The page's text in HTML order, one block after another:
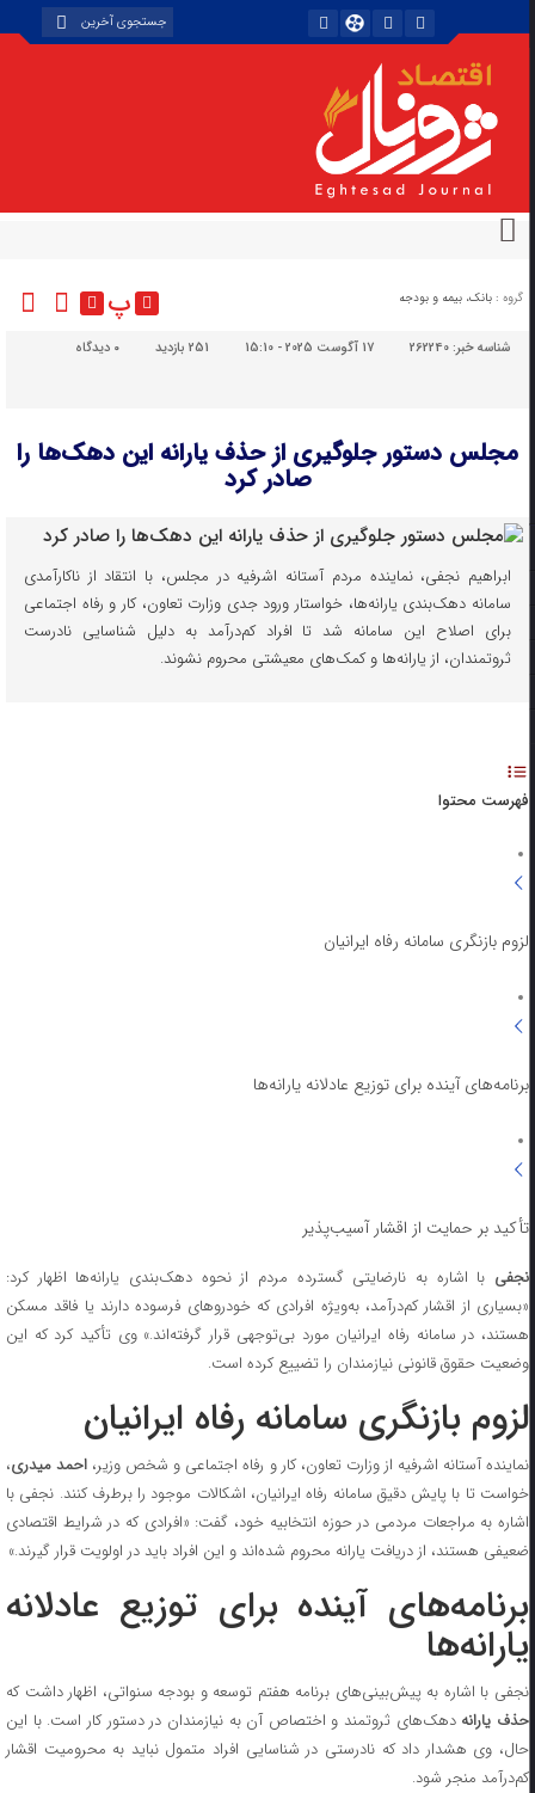
گروه : بانک، بیمه و بودجه پ
شناسه خبر:262240 17 آگوست 2025 - 15:10 251 بازدید دیدگاه
مجلس دستور جلوگیری از حذف یارانه این دهک‌ها را
صادر کرد
ابراهیم نجفی، نماینده مردم آستانه اشرفیه در مجلس، با انتقاد از ناکارآمدی
سامانه دهک‌بندی یارانه‌ها، خواستار ورود جدی وزارت تعاون، کار و رفاه اجتماعی
برای اصلاح این سامانه شد تا افراد کم‌درآمد به دلیل شناسایی نادرست
ثروتمندان، از یارانه‌ها و کمک‌های معیشتی محروم نشوند.
فهرست محتوا
لزوم بازنگری سامانه رفاه ایرانیان
برنامه‌های آینده برای توزیع عادلانه یارانه‌ها
تأکید بر حمایت از اقشار آسیب‌پذیر
نجفیبا اشاره به نارضایتی گسترده مردم از نحوه دهک‌بندی یارانه‌ها اظهار کرد:
«بسیاری از اقشار کم‌درآمد، به‌ویژه افرادی که خودروهای فرسوده دارند یا فاقد مسکن
هستند، در سامانه رفاه ایرانیان مورد بی‌توجهی قرار گرفته‌اند.» وی تأکید کرد که این
وضعیت حقوق قانونی نیازمندان را تضییع کرده است.
لزوم بازنگری سامانه رفاه ایرانیان
نماینده آستانه اشرفیه از وزارت تعاون، کار و رفاه اجتماعی و شخص وزیر،احمد میدری،
خواست تا با پایش دقیق سامانه رفاه ایرانیان، اشکالات موجود را برطرف کنند. نجفی با
اشاره به مراجعات مردمی در حوزه انتخابیه خود، گفت: «افرادی که در شرایط اقتصادی
ضعیفی هستند، از دریافت یارانه محروم شده‌اند و این افراد باید در اولویت قرار گیرند.»
برنامه‌های آینده برای توزیع عادلانه
یارانه‌ها
نجفی با اشاره به پیش‌بینی‌های برنامه هفتم توسعه و بودجه سنواتی، اظهار داشت که
حذف یارانه دهک‌های ثروتمند و اختصاص آن به نیازمندان در دستور کار است. با این
حال، وی هشدار داد که نادرستی در شناسایی افراد متمول نباید به محرومیت اقشار
کم‌درآمد منجر شود.